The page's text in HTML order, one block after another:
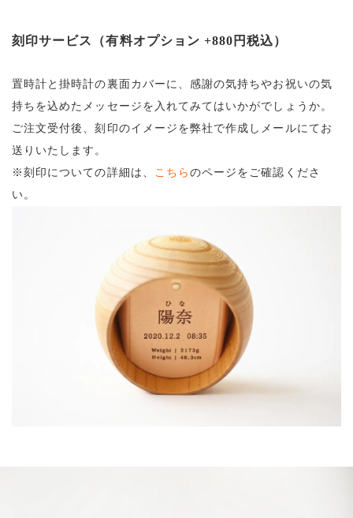
刻印サービス（有料オプション +880円税込）
置時計と掛時計の裏面カバーに、感謝の気持ちやお祝いの気
持ちを込めたメッセージを入れてみてはいかがでしょうか。
ご注文受付後、刻印のイメージを弊社で作成しメールにてお
送りいたします。
※刻印についての詳細は、
こちらのページをご確認くださ
い。